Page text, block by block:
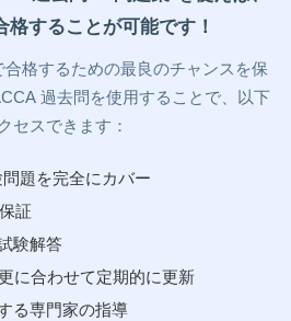
することが可能です！
格するための最良のチャンスを保
過去問を使用することで、以下
セスできます：
題を完全にカバー
証
験解答
に合わせて定期的に更新
る専門家の指導